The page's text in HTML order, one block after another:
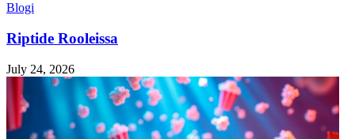
Blogi
Riptide Rooleissa
July 24, 2026